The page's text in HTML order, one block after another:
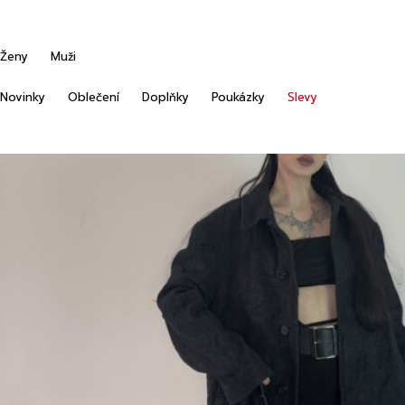
Ženy Muži
Novinky Oblečení Doplňky Poukázky Slevy